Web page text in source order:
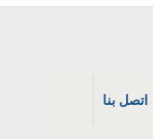
اتصل بنا